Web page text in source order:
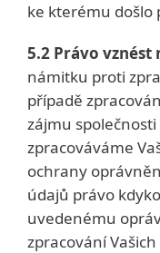
ke kterému došlo
5.2 Právo
námitku proti
případě
zájmu společnosti
zpracováváme
ochrany
údajů právo
uvedenému
zpracování